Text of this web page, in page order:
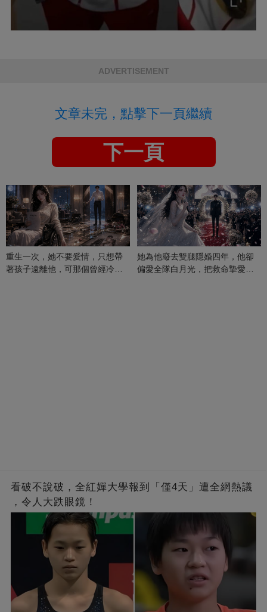
ADVERTISEMENT
文章未完，點擊下一頁繼續
下一頁
重生一次，她不要愛情，只想帶
著孩子遠離他，可那個曾經冷漠
她為他廢去雙腿隱婚四年，他卻
偏愛全隊白月光，把救命摯愛當
看破不說破，全紅嬋大學報到「僅4天」遭全網熱議
，令人大跌眼鏡！